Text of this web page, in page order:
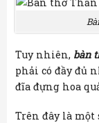
Tuy nhiên, bàn
phải có đầy đủ
đĩa đựng hoa
Trên đây là một